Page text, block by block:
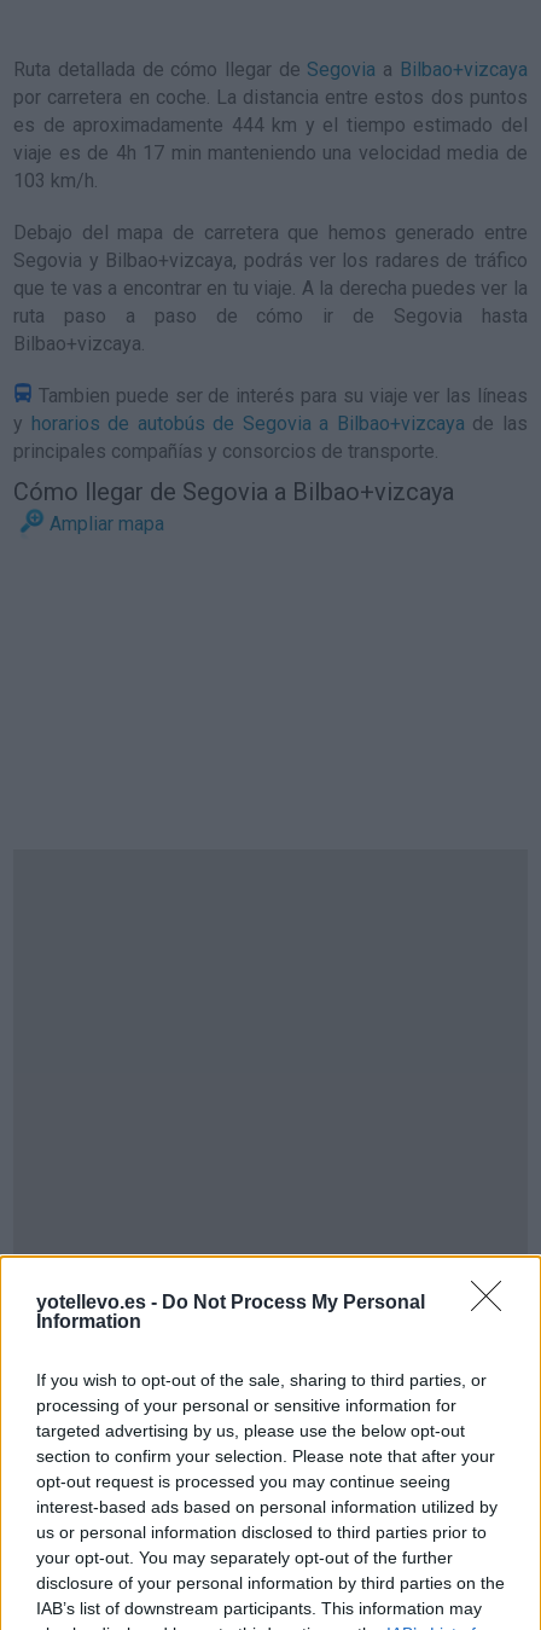
yotellevo.es - Do Not Process My Personal
Information
If you wish to opt-out of the sale, sharing to third parties, or
processing of your personal or sensitive information for
targeted advertising by us, please use the below opt-out
section to confirm your selection. Please note that after your
opt-out request is processed you may continue seeing
interest-based ads based on personal information utilized by
us or personal information disclosed to third parties prior to
your opt-out. You may separately opt-out of the further
disclosure of your personal information by third parties on the
IAB’s list of downstream participants. This information may
Ruta detallada de cómo llegar de Segovia a Bilbao+vizcaya
por carretera en coche. La distancia entre estos dos puntos
es de aproximadamente 444 km y el tiempo estimado del
viaje es de 4h 17 min manteniendo una velocidad media de
103 km/h.
Debajo del mapa de carretera que hemos generado entre
Segovia y Bilbao+vizcaya, podrás ver los radares de tráfico
que te vas a encontrar en tu viaje. A la derecha puedes ver la
ruta paso a paso de cómo ir de Segovia hasta
Bilbao+vizcaya.
Tambien puede ser de interés para su viaje ver las líneas
y horarios de autobús de Segovia a Bilbao+vizcaya de las
principales compañías y consorcios de transporte.
Cómo llegar de Segovia a Bilbao+vizcaya
Ampliar mapa
Cómo ir desde Segovia a Bilbao+vizcaya